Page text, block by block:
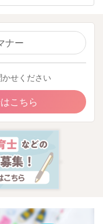
ナー
せください
こちら